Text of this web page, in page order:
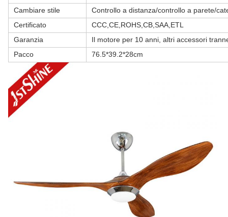
Cambiare stile
Controllo a distanza/controllo a parete/
Certificato
CCC,CE,ROHS,CB,SAA,ETL
Garanzia
Il motore per 10 anni, altri accessori
Pacco
76.5*39.2*28cm